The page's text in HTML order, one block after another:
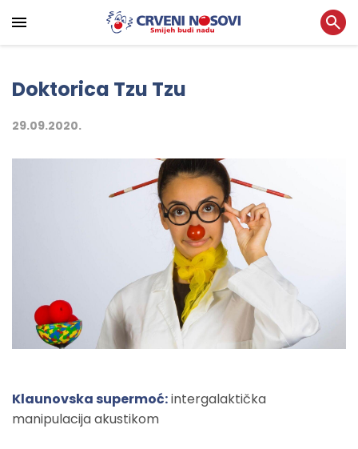
Doktorica Tzu Tzu
29.09.2020.
Klaunovska supermoć:intergalaktička
manipulacija akustikom